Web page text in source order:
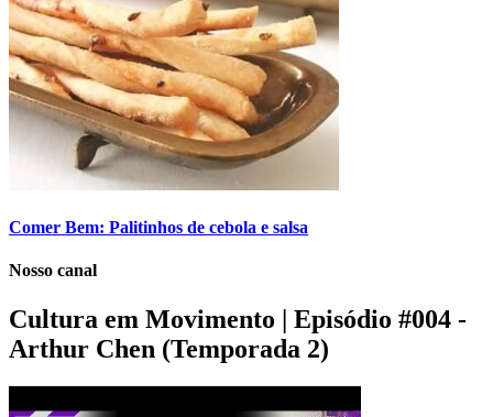
Comer Bem: Palitinhos de cebola e salsa
Nosso canal
Cultura em Movimento | Episódio #004 -
Arthur Chen (Temporada 2)